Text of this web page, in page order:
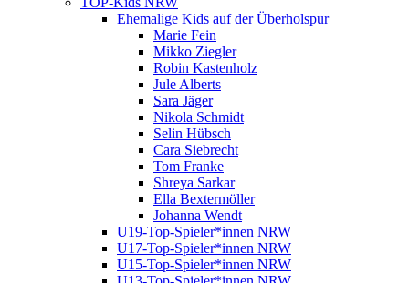
Ehemalige Kids auf der Überholspur
Marie Fein
Mikko Ziegler
Robin Kastenholz
Jule Alberts
Sara Jäger
Nikola Schmidt
Selin Hübsch
Cara Siebrecht
Tom Franke
Shreya Sarkar
Ella Bextermöller
Johanna Wendt
U19-Top-Spieler*innen NRW
U17-Top-Spieler*innen NRW
U15-Top-Spieler*innen NRW